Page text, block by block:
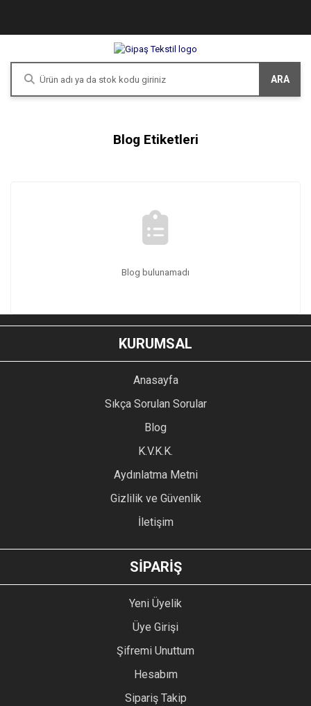
ARA
Blog Etiketleri
Blog bulunamadı
KURUMSAL
Anasayfa
Sıkça Sorulan Sorular
Blog
K.V.K.K.
Aydınlatma Metni
Gizlilik ve Güvenlik
İletişim
SİPARİŞ
Yeni Üyelik
Üye Girişi
Şifremi Unuttum
Hesabım
Sipariş Takip